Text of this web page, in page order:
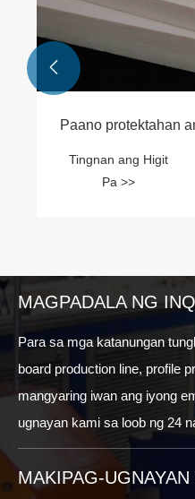

MAGPADALA NG
Para sa mga katanungan
board production line, profile
mangyaring iwan ang iyong
ugnayan kami sa loob ng 24
MAKIPAG-UGNAYAN